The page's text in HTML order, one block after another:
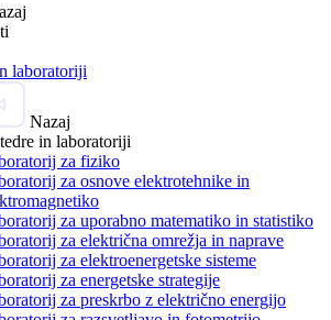
laboratoriji
Nazaj
in laboratoriji
za fiziko
za osnove elektrotehnike in
za uporabno matematiko in statistiko
za električna omrežja in naprave
za elektroenergetske sisteme
za energetske strategije
za preskrbo z električno energijo